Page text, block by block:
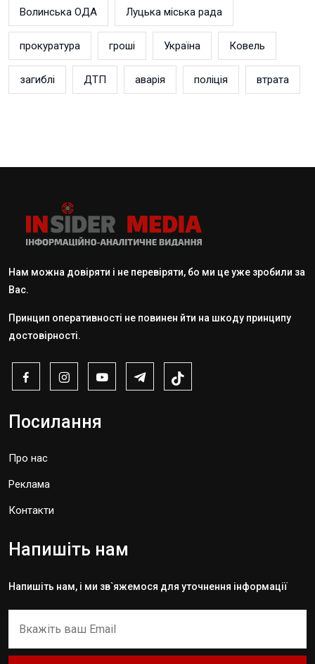
Волинська ОДА Луцька міська рада
прокуратура гроші Україна Ковель
загиблі ДТП аварія поліція втрата
Нам можна довіряти і не перевіряти, бо ми це уже зробили за
Вас.
Принцип оперативності не повинен йти на шкоду принципу
достовірності.
Посилання
Про нас
Реклама
Контакти
Напишіть нам
Напишіть нам, і ми зв`яжемося для уточнення інформації